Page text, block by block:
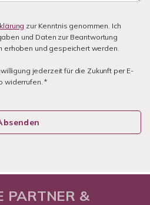
zur Kenntnis genommen. Ich
und Daten zur Beantwortung
erhoben und gespeichert werden.
jederzeit für die Zukunft per E-
widerrufen. *
PARTNER &